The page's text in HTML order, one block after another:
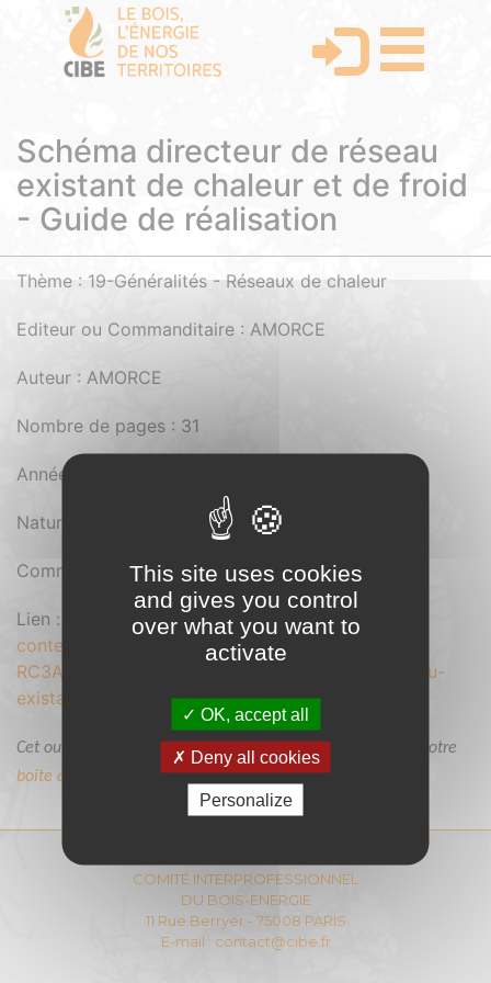
Schéma directeur de réseau
existant de chaleur et de froid
- Guide de réalisation
Thème : 19-Généralités - Réseaux de chaleur
Editeur ou Commanditaire : AMORCE
Auteur : AMORCE
Nombre de pages : 31
Année d'édition : 2015
Nature du document : Pdf
Comment se procurer le document : Gratuit
Lien :
https://cibe.fr/wp-
content/uploads/2018/07/AMORCE_Guide-de-
RC3A9alisation_SchC3A9ma-Directeur-rC3A9seau-
existant-de-chaleur-ou-de-froid_112015.pdf
Cet ouvrage fait partie des documents sélectionnés dans notre
boîte à outils sur le montage de projets.
COMITÉ INTERPROFESSIONNEL
DU BOIS-ENERGIE
11 Rue Berryer - 75008 PARIS
E-mail : contact@cibe.fr
This site uses cookies
and gives you control
over what you want to
activate
OK, accept all
Deny all cookies
Personalize